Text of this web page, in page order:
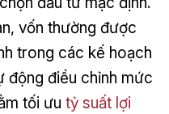
vốn thường được
trong các kế hoạch
động điều chỉnh mức
tối ưu tỷ suất lợi